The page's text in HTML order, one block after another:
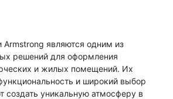
Armstrong являются одним из
решений для оформления
и жилых помещений. Их
и широкий выбор
создать уникальную атмосферу в